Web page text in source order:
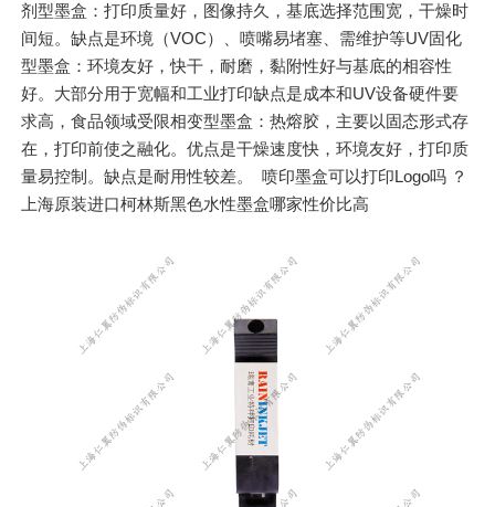
剂型墨盒：打印质量好，图像持久，基底选择范围宽，干燥时
间短。缺点是环境（VOC）、喷嘴易堵塞、需维护等UV固化
型墨盒：环境友好，快干，耐磨，黏附性好与基底的相容性
好。大部分用于宽幅和工业打印缺点是成本和UV设备硬件要
求高，食品领域受限相变型墨盒：热熔胶，主要以固态形式存
在，打印前使之融化。优点是干燥速度快，环境友好，打印质
量易控制。缺点是耐用性较差。 喷印墨盒可以打印Logo吗 ？
上海原装进口柯林斯黑色水性墨盒哪家性价比高